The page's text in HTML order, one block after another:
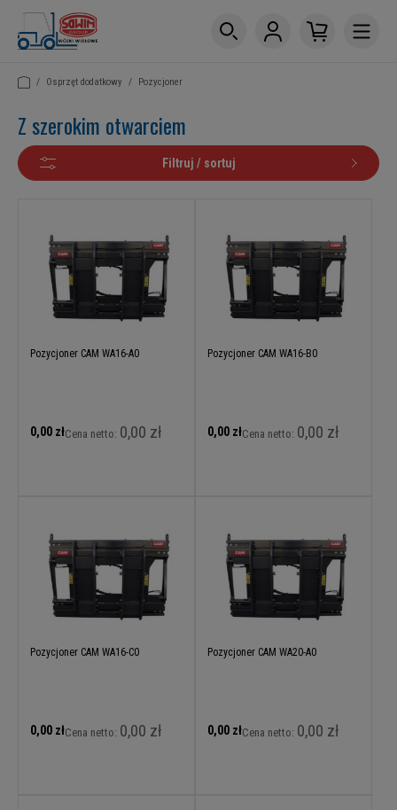
/ Osprzęt dodatkowy / Pozycjoner
Z szerokim otwarciem
Filtruj / sortuj
Pozycjoner CAM WA16-A0
0,00 złCena netto: 0,00 zł
Pozycjoner CAM WA16-B0
0,00 złCena netto: 0,00 zł
Pozycjoner CAM WA16-C0
0,00 złCena netto: 0,00 zł
Pozycjoner CAM WA20-A0
0,00 złCena netto: 0,00 zł